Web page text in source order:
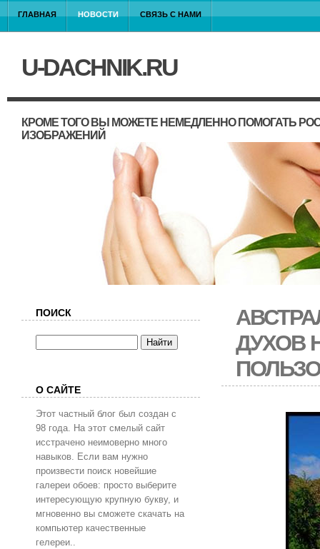
ГЛАВНАЯ НОВОСТИ СВЯЗЬ С НАМИ
U-DACHNIK.RU
КРОМЕ ТОГО ВЫ МОЖЕТЕ НЕМЕДЛЕННО ПОМОГАТЬ
ИЗОБРАЖЕНИЙ
ДУХОВ
ПОИСК
О САЙТЕ
Этот частный блог был создан с
98 года. На этот смелый сайт
исстрачено неимоверно много
навыков. Если вам нужно
произвести поиск новейшие
галереи обоев: просто выберите
интересующую крупную букву, и
мгновенно вы сможете скачать на
компьютер качественные
гелереи..